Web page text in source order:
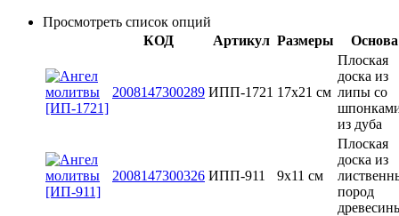
Просмотреть список опций
КОД
Артикул Размеры Основа
2008147300289 ИПП-1721 17х21 см
Плоская
доска из
липы со
из дуба
2008147300326 ИПП-911 9х11 см
Плоская
доска из
пород